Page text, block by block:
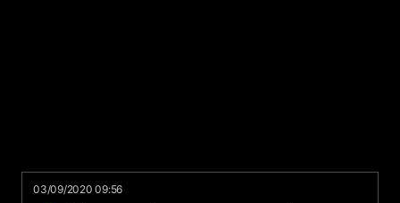
03/09/2020 09:56